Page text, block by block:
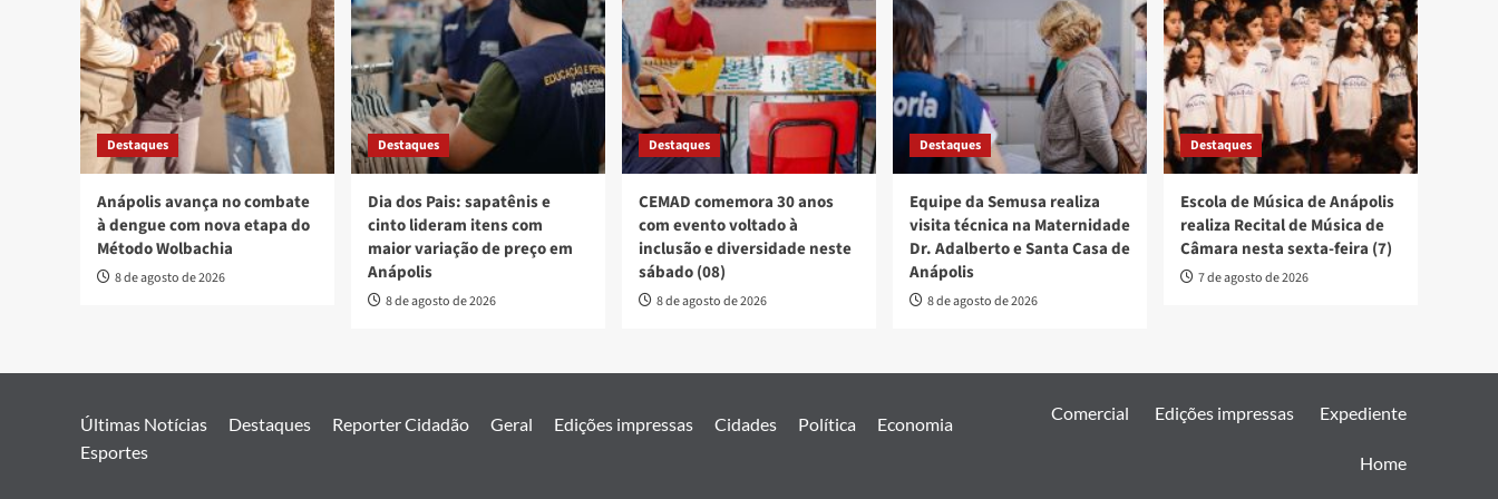
Destaques
Anápolis avança no combate
à dengue com nova etapa do
Método Wolbachia
8 de agosto de 2026
Destaques
Dia dos Pais: sapatênis e
cinto lideram itens com
maior variação de preço em
Anápolis
8 de agosto de 2026
Destaques
CEMAD comemora 30 anos
com evento voltado à
inclusão e diversidade neste
sábado (08)
8 de agosto de 2026
Destaques
Equipe da Semusa realiza
visita técnica na Maternidade
Dr. Adalberto e Santa Casa de
Anápolis
8 de agosto de 2026
Destaques
Escola de Música de Anápolis
realiza Recital de Música de
Câmara nesta sexta-feira (7)
7 de agosto de 2026
Últimas Notícias Destaques Reporter Cidadão Geral Edições impressas Cidades Política
Economia
Esportes
Comercial Edições impressas Expediente
Home